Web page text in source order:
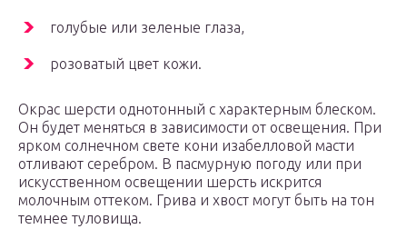
голубые или зеленые глаза,
розоватый цвет кожи.
Окрас шерсти однотонный с характерным блеском.
Он будет меняться в зависимости от освещения. При
ярком солнечном свете кони изабелловой масти
отливают серебром. В пасмурную погоду или при
искусственном освещении шерсть искрится
молочным оттеком. Грива и хвост могут быть на тон
темнее туловища.